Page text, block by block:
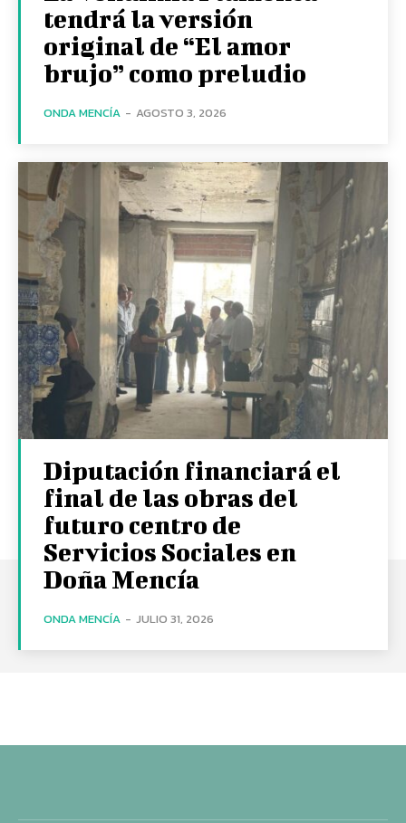
tendrá la versión
original de “El amor
brujo” como preludio
ONDA MENCÍA - AGOSTO 3, 2026
Diputación financiará el
final de las obras del
futuro centro de
Servicios Sociales en
Doña Mencía
ONDA MENCÍA - JULIO 31, 2026